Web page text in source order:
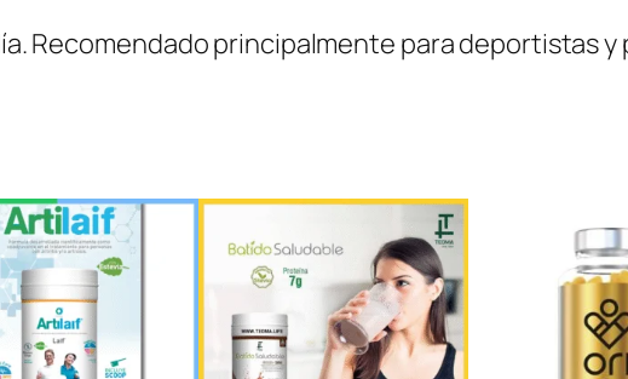
Recomendado principalmente para deportistas